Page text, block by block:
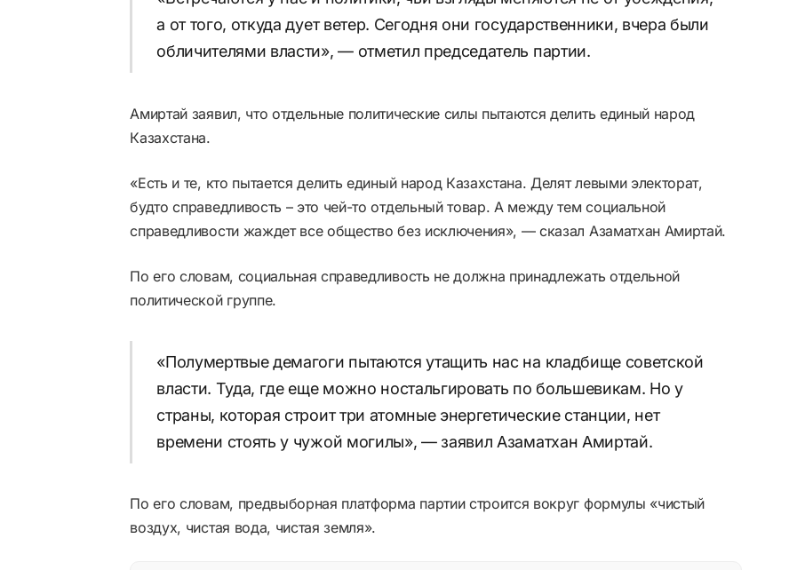
а от того, откуда дует ветер. Сегодня они государственники, вчера были
обличителями власти», — отметил председатель партии.
Амиртай заявил, что отдельные политические силы пытаются делить единый народ
Казахстана.
«Есть и те, кто пытается делить единый народ Казахстана. Делят левыми электорат,
будто справедливость – это чей-то отдельный товар. А между тем социальной
справедливости жаждет все общество без исключения», — сказал Азаматхан Амиртай.
По его словам, социальная справедливость не должна принадлежать отдельной
политической группе.
«Полумертвые демагоги пытаются утащить нас на кладбище советской
власти. Туда, где еще можно ностальгировать по большевикам. Но у
страны, которая строит три атомные энергетические станции, нет
времени стоять у чужой могилы», — заявил Азаматхан Амиртай.
По его словам, предвыборная платформа партии строится вокруг формулы «чистый
воздух, чистая вода, чистая земля».